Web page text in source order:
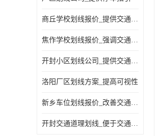
商丘学校划线报价_提供交通信息
焦作学校划线报价_强调交通规则
开封小区划线公司_提供交通信息
洛阳厂区划线方案_提高可视性
新乡车位划线报价_改善交通效率
开封交通道理划线_便于交通管理